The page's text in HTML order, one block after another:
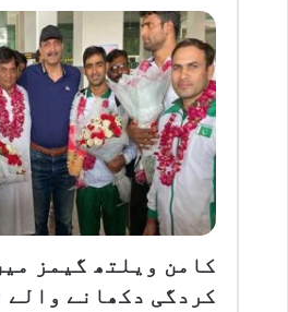
کامن ویلتھ گیمز
کردگی دکھانے والے